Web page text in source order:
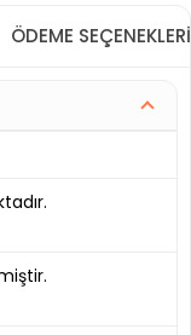
ÖDEME SEÇENEKLERI